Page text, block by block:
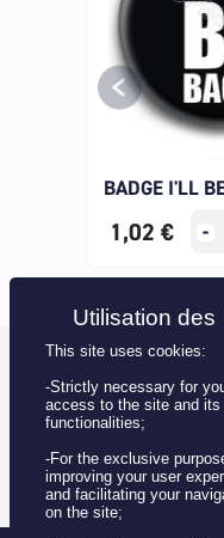
BADGE I'LL
1,02 €
This site uses cookies:
-Strictly necessary for
access to the site and its
functionalities;
-For the exclusive
improving your user
and facilitating your
on the site;